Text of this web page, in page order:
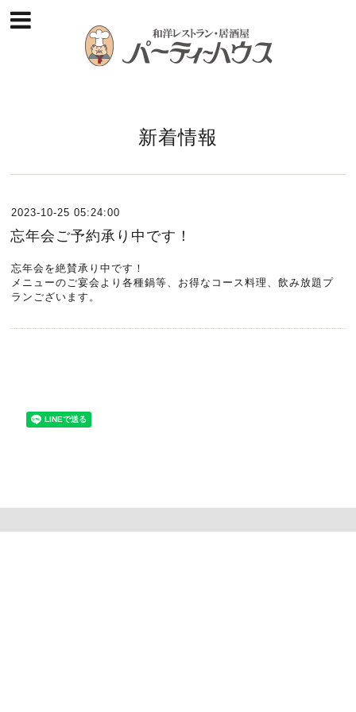
新着情報
2023-10-25 05:24:00
忘年会ご予約承り中です！
忘年会を絶賛承り中です！
メニューのご宴会より各種鍋等、お得なコース料理、飲み放題プ
ランございます。